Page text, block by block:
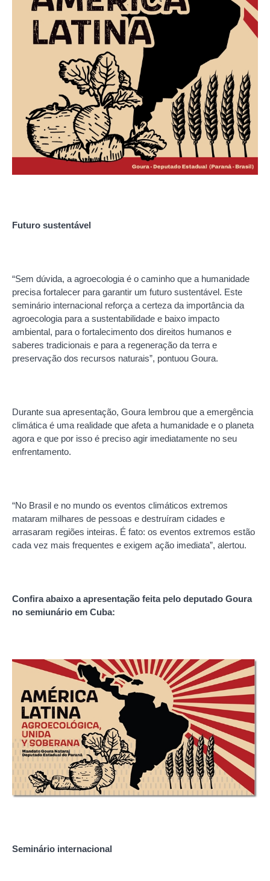
Futuro sustentável
“Sem dúvida, a agroecologia é o caminho que a humanidade
precisa fortalecer para garantir um futuro sustentável. Este
seminário internacional reforça a certeza da importância da
agroecologia para a sustentabilidade e baixo impacto
ambiental, para o fortalecimento dos direitos humanos e
saberes tradicionais e para a regeneração da terra e
preservação dos recursos naturais”, pontuou Goura.
Durante sua apresentação, Goura lembrou que a emergência
climática é uma realidade que afeta a humanidade e o planeta
agora e que por isso é preciso agir imediatamente no seu
enfrentamento.
“No Brasil e no mundo os eventos climáticos extremos
mataram milhares de pessoas e destruíram cidades e
arrasaram regiões inteiras. É fato: os eventos extremos estão
cada vez mais frequentes e exigem ação imediata”, alertou.
Confira abaixo a apresentação feita pelo deputado Goura
no semiunário em Cuba:
Seminário internacional